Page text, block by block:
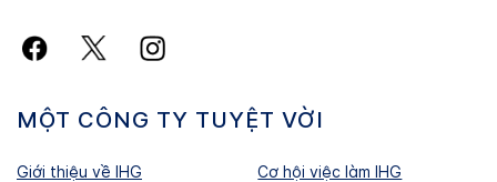
MỘT CÔNG TY TUYỆT VỜI
Giới thiệu về IHG
Cơ hội việc làm IHG